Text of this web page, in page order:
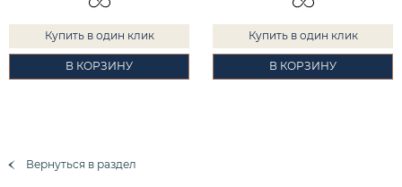
Купить в один клик
В КОРЗИНУ
Купить в один клик
В КОРЗИНУ
Вернуться в раздел